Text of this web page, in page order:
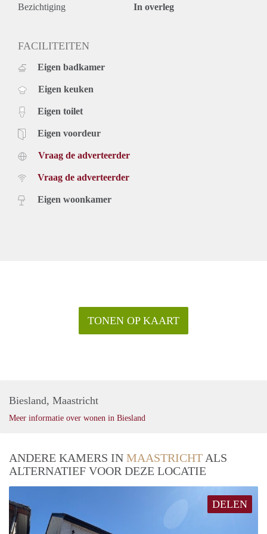
Bezichtiging In overleg
FACILITEITEN
Eigen badkamer
Eigen keuken
Eigen toilet
Eigen voordeur
Vraag de adverteerder
Vraag de adverteerder
Eigen woonkamer
TONEN OP KAART
Biesland, Maastricht
Meer informatie over wonen in Biesland
ANDERE KAMERS IN MAASTRICHT ALS
ALTERNATIEF VOOR DEZE LOCATIE
DELEN